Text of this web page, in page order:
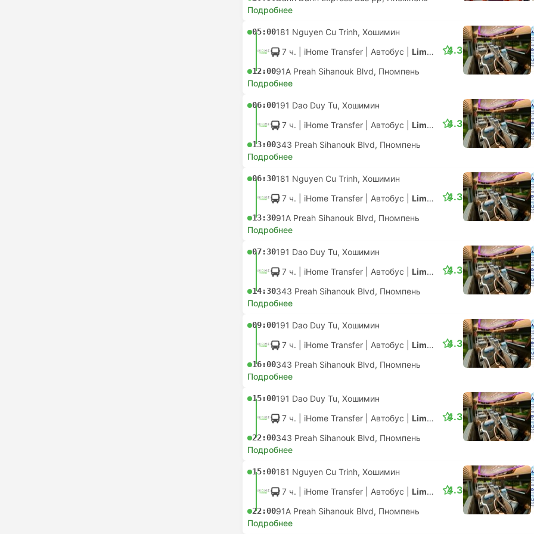
Подробнее
05:00181 Nguyen Cu Trinh, Хошимин
7 ч. | iHome Transfer Автобус Limousine
12:0091A Preah Sihanouk Blvd, Пномпень
4.3
Подробнее
06:00191 Dao Duy Tu, Хошимин
7 ч. | iHome Transfer Автобус Limousine
13:00343 Preah Sihanouk Blvd, Пномпень
4.3
Подробнее
06:30181 Nguyen Cu Trinh, Хошимин
7 ч. | iHome Transfer Автобус Limousine
13:3091A Preah Sihanouk Blvd, Пномпень
4.3
Подробнее
07:30191 Dao Duy Tu, Хошимин
7 ч. | iHome Transfer Автобус Limousine
14:30343 Preah Sihanouk Blvd, Пномпень
4.3
Подробнее
09:00191 Dao Duy Tu, Хошимин
7 ч. | iHome Transfer Автобус Limousine
16:00343 Preah Sihanouk Blvd, Пномпень
4.3
Подробнее
15:00191 Dao Duy Tu, Хошимин
7 ч. | iHome Transfer Автобус Limousine
22:00343 Preah Sihanouk Blvd, Пномпень
4.3
Подробнее
15:00181 Nguyen Cu Trinh, Хошимин
7 ч. | iHome Transfer Автобус Limousine
22:0091A Preah Sihanouk Blvd, Пномпень
4.3
Подробнее